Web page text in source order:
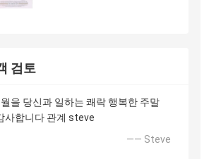
검토
을 당신과 일하는 쾌락 행복한 주말
사합니다 관계 steve
—— Steve